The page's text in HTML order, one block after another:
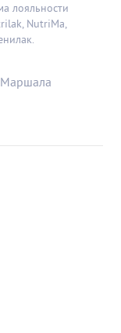
лояльности
NutriMa,
Маршала